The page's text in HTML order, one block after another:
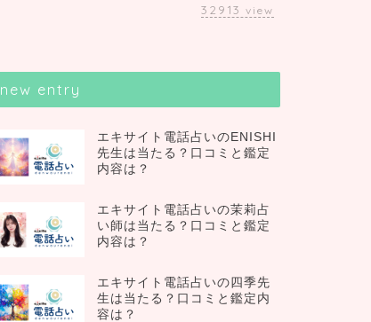
32913 view
new entry
エキサイト電話占いのENISHI
先生は当たる？口コミと鑑定
内容は？
エキサイト電話占いの茉莉占
い師は当たる？口コミと鑑定
内容は？
エキサイト電話占いの四季先
生は当たる？口コミと鑑定内
容は？